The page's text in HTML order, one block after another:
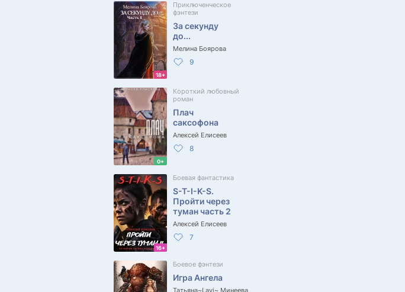
18+
Приключенческое
фэнтези
За секунду
до...
Мелина Боярова
9
0+
Короткий любовный
роман
Плач
саксофона
Алексей Елисеев
8
16+
Боевая фантастика
S-T-I-K-S.
Пройти через
туман часть 2
Алексей Елисеев
7
Боевое фэнтези
Игра Ангела
Татьяна~Lavi~ Минеева